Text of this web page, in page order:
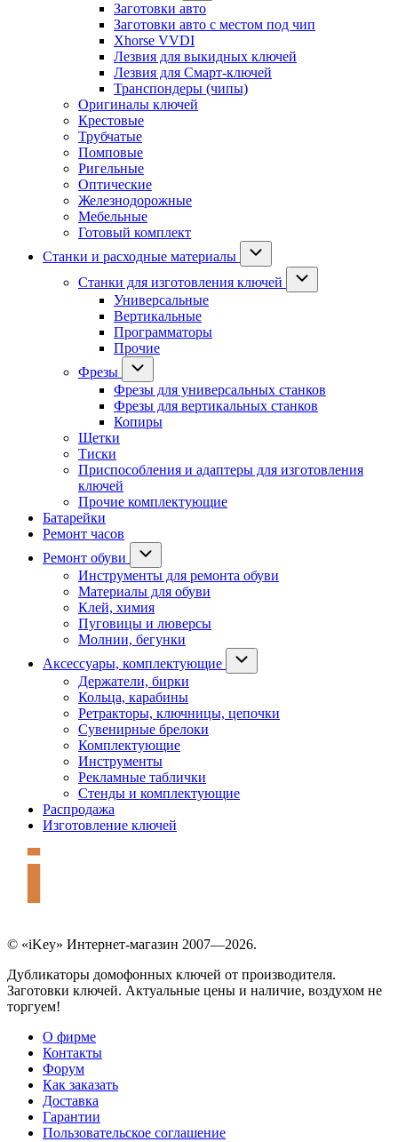
Заготовки авто
Заготовки авто с местом под чип
Xhorse VVDI
Лезвия для выкидных ключей
Лезвия для Смарт-ключей
Транспондеры (чипы)
Оригиналы ключей
Крестовые
Трубчатые
Помповые
Ригельные
Оптические
Железнодорожные
Мебельные
Готовый комплект
Станки и расходные материалы
Станки для изготовления ключей
Универсальные
Вертикальные
Программаторы
Прочие
Фрезы
Фрезы для универсальных станков
Фрезы для вертикальных станков
Копиры
Щетки
Тиски
Приспособления и адаптеры для изготовления
ключей
Прочие комплектующие
Батарейки
Ремонт часов
Ремонт обуви
Инструменты для ремонта обуви
Материалы для обуви
Клей, химия
Пуговицы и люверсы
Молнии, бегунки
Аксессуары, комплектующие
Держатели, бирки
Кольца, карабины
Ретракторы, ключницы, цепочки
Сувенирные брелоки
Комплектующие
Инструменты
Рекламные таблички
Стенды и комплектующие
Распродажа
Изготовление ключей
© «iKey» Интернет-магазин 2007—2026.
Дубликаторы домофонных ключей от производителя.
Заготовки ключей. Актуальные цены и наличие, воздухом не
торгуем!
О фирме
Контакты
Форум
Как заказать
Доставка
Гарантии
Пользовательское соглашение